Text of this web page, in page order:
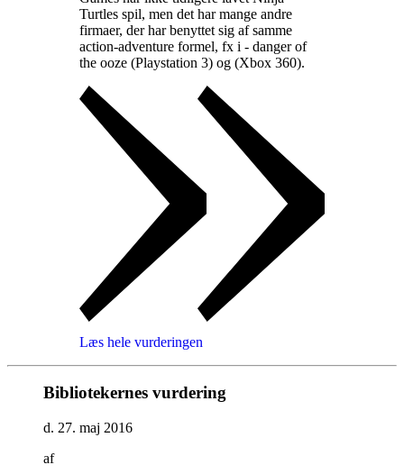
Turtles spil, men det har mange andre
firmaer, der har benyttet sig af samme
action-adventure formel, fx i - danger of
the ooze (Playstation 3) og (Xbox 360).
Læs hele vurderingen
Bibliotekernes vurdering
d. 27. maj 2016
af